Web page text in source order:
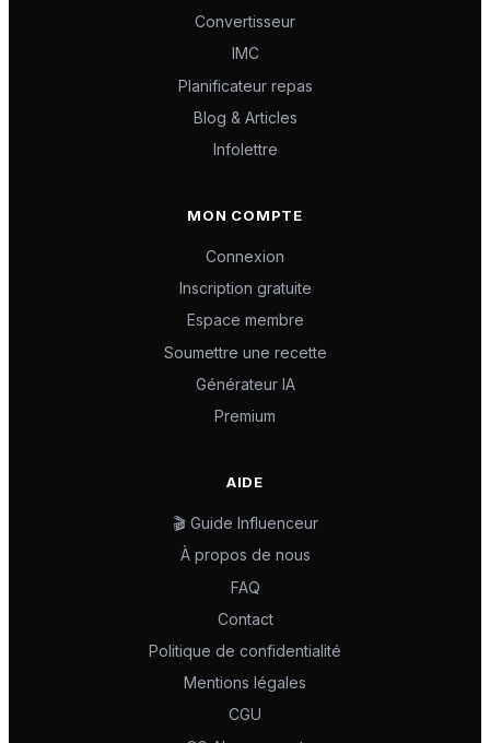
Convertisseur
IMC
Planificateur repas
Blog & Articles
Infolettre
MON COMPTE
Connexion
Inscription gratuite
Espace membre
Soumettre une recette
Générateur IA
Premium
AIDE
🎬 Guide Influenceur
À propos de nous
FAQ
Contact
Politique de confidentialité
Mentions légales
CGU